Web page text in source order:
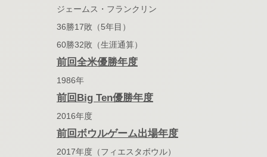
ジェームス・フランクリン
36勝17敗（5年目）
60勝32敗（生涯通算）
前回全米優勝年度
1986年
前回Big Ten優勝年度
2016年度
前回ボウルゲーム出場年度
2017年度（フィエスタボウル）